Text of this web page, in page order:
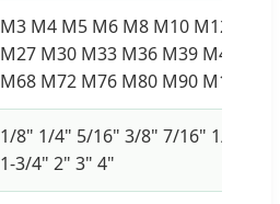
M3 M4 M5 M6 M8 M10 M12 M14
M27 M30 M33 M36 M39 M42
M68 M72 M76 M80 M90 M100
1/8" 1/4" 5/16" 3/8" 7/16" 1/2" 5/
1-3/4" 2" 3" 4"